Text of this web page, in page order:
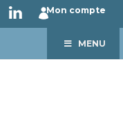
Mon compte
MENU